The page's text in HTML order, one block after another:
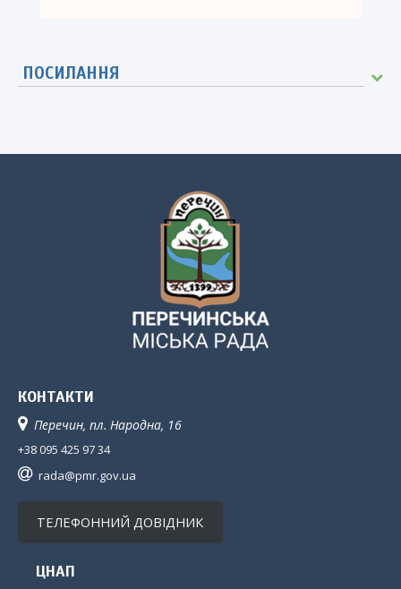
ПОСИЛАННЯ
КОНТАКТИ
Перечин, пл. Народна, 16
+38 095 425 97 34
rada@pmr.gov.ua
ТЕЛЕФОННИЙ ДОВІДНИК
ЦНАП